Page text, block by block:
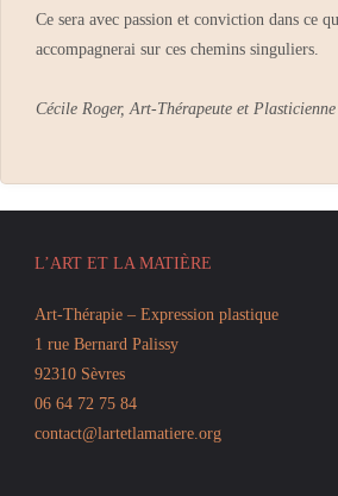
Ce sera avec passion et conviction dans ce
accompagnerai sur ces chemins singuliers.
Cécile Roger, Art-Thérapeute et Plasticienne
L’ART ET LA MATIÈRE
Art-Thérapie – Expression plastique
1 rue Bernard Palissy
92310 Sèvres
06 64 72 75 84
contact@lartetlamatiere.org